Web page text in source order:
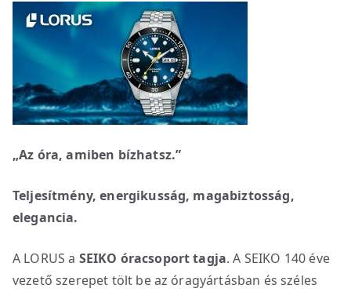
„Az óra, amiben bízhatsz.”
Teljesítmény, energikusság, magabiztosság,
elegancia.
A LORUS a SEIKO óracsoport tagja. A SEIKO 140 éve
vezető szerepet tölt be az óragyártásban és széles